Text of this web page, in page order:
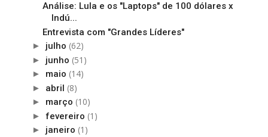
Análise: Lula e os "Laptops" de 100 dólares x
Indú...
Entrevista com "Grandes Líderes"
► julho (62)
► junho (51)
► maio (14)
► abril (8)
► março (10)
► fevereiro (1)
► janeiro (1)